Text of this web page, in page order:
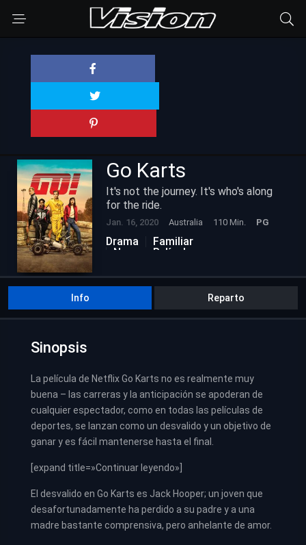
Go Karts
It's not the journey. It's who's along
for the ride.
Jan. 16, 2020 Australia 110 Min. PG
Drama
Familiar
Nuevas Películas
Info Reparto
Sinopsis
La película de Netflix Go Karts no es realmente muy
buena – las carreras y la anticipación se apoderan de
cualquier espectador, como en todas las películas de
deportes, se lanzan como un desvalido y un objetivo de
ganar y es fácil mantenerse hasta el final.
[expand title=»Continuar leyendo»]
El desvalido en Go Karts es Jack Hooper; un joven que
desafortunadamente ha perdido a su padre y a una
madre bastante comprensiva, pero anhelante de amor.